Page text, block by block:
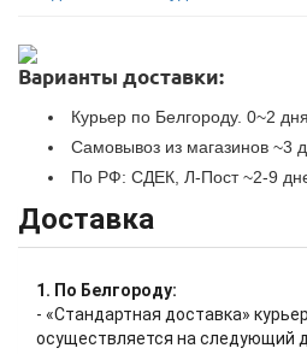
Варианты доставки:
Курьер по Белгороду. 0~2
Самовывоз из магазинов ~3
По РФ: СДЕК, Л-Пост ~2-9
Доставка
1. По Белгороду:
- «Стандартная доставка»
осуществляется на следующий